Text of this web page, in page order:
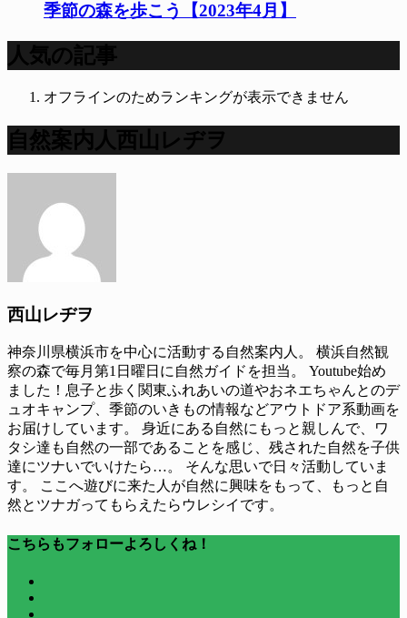
季節の森を歩こう【2023年4月】
人気の記事
オフラインのためランキングが表示できません
自然案内人西山レヂヲ
西山レヂヲ
神奈川県横浜市を中心に活動する自然案内人。 横浜自然観
察の森で毎月第1日曜日に自然ガイドを担当。 Youtube始め
ました！息子と歩く関東ふれあいの道やおネエちゃんとのデ
ュオキャンプ、季節のいきもの情報などアウトドア系動画を
お届けしています。 身近にある自然にもっと親しんで、ワ
タシ達も自然の一部であることを感じ、残された自然を子供
達にツナいでいけたら…。 そんな思いで日々活動していま
す。 ここへ遊びに来た人が自然に興味をもって、もっと自
然とツナガってもらえたらウレシイです。
こちらもフォローよろしくね！